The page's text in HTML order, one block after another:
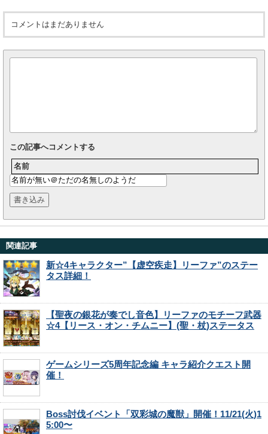
コメントはまだありません
この記事へコメントする
名前
関連記事
新☆4キャラクター”【虚空疾走】リーファ”のステー
タス詳細！
【聖夜の銀花が奏でし音色】リーファのモチーフ武器
☆4【リース・オン・チムニー】(聖・杖)ステータス
ゲームシリーズ5周年記念編 キャラ紹介クエスト開
催！
Boss討伐イベント「双彩城の魔獣」開催！11/21(火)1
5:00〜